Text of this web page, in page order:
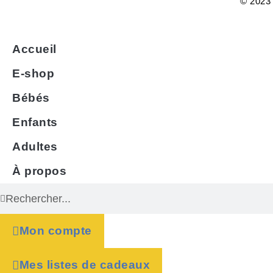
Accueil
E-shop
Bébés
Enfants
Adultes
À propos
Mon compte
Mes listes de cadeaux